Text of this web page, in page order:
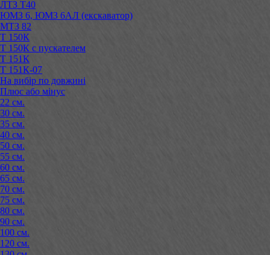
ЛТЗ Т40
ЮМЗ 6, ЮМЗ 6АЛ (екскаватор)
МТЗ 82
Т 150К
Т 150К с пускателем
Т 151К
Т 151К-07
На вибір по довжині
Плюс або мінус
22 см.
30 см.
35 см.
40 см.
50 см.
55 см.
60 см.
65 см.
70 см.
75 см.
80 см.
90 см.
100 см.
120 см.